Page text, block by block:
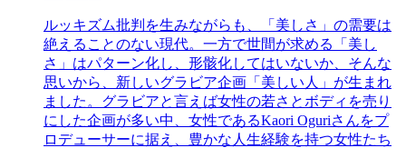
ルッキズム批判を生みながらも、「美しさ」の需要は
絶えることのない現代。一方で世間が求める「美し
さ」はパターン化し、形骸化してはいないか、そんな
思いから、新しいグラビア企画「美しい人」が生まれ
ました。グラビアと言えば女性の若さとボディを売り
にした企画が多い中、女性であるKaori Oguriさんをプ
ロデューサーに据え、豊かな人生経験を持つ女性たち